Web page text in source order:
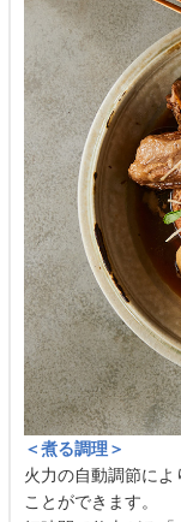
＜煮る調理＞
火力の自動調節に
ことができます。